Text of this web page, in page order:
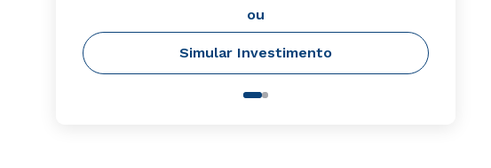
ou
Simular Investimento